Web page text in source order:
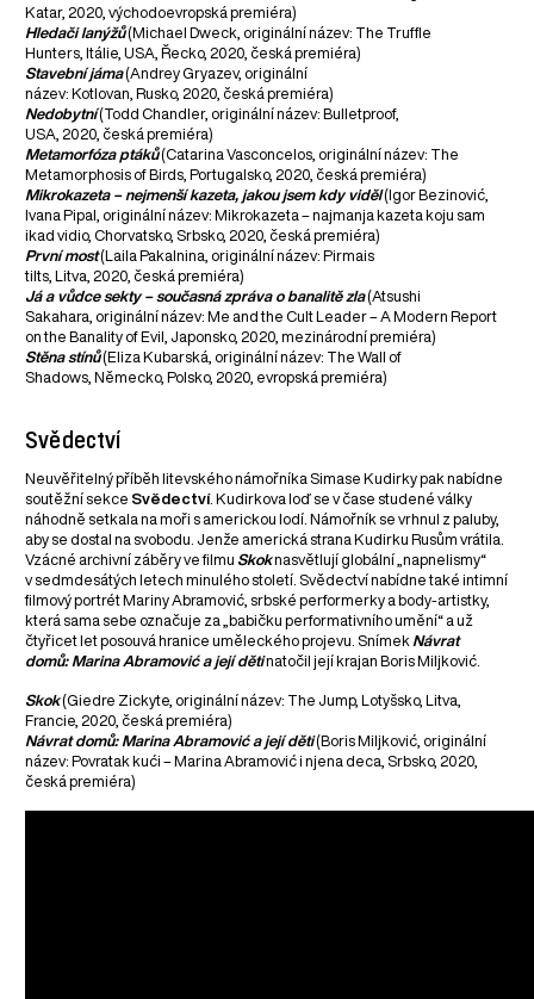
Katar, 2020, východoevropská premiéra)
Hledači lanýžů(Michael Dweck, originální název: The Truffle
Hunters, Itálie, USA, Řecko, 2020, česká premiéra)
Stavební jáma(Andrey Gryazev, originální
název: Kotlovan, Rusko, 2020, česká premiéra)
Nedobytní(Todd Chandler, originální název: Bulletproof,
USA, 2020, česká premiéra)
Metamorfóza ptáků(Catarina Vasconcelos, originální název: The
Metamorphosis of Birds, Portugalsko, 2020, česká premiéra)
Mikrokazeta – nejmenší kazeta, jakou jsem kdy viděl(Igor Bezinović,
Ivana Pipal, originální název: Mikrokazeta – najmanja kazeta koju sam
ikad vidio, Chorvatsko, Srbsko, 2020, česká premiéra)
První most(Laila Pakalnina, originální název: Pirmais
tilts, Litva, 2020, česká premiéra)
Já a vůdce sekty – současná zpráva o banalitě zla(Atsushi
Sakahara, originální název: Me and the Cult Leader – A Modern Report
on the Banality of Evil, Japonsko, 2020, mezinárodní premiéra)
Stěna stínů(Eliza Kubarská, originální název: The Wall of
Shadows, Německo, Polsko, 2020, evropská premiéra)
Svědectví
Neuvěřitelný příběh litevského námořníka Simase Kudirky pak nabídne
soutěžní sekce Svědectví. Kudirkova loď se v čase studené války
náhodně setkala na moři s americkou lodí. Námořník se vrhnul z paluby,
aby se dostal na svobodu. Jenže americká strana Kudirku Rusům vrátila.
Vzácné archivní záběry ve filmu Skoknasvětlují globální „napnelismy“
v sedmdesátých letech minulého století. Svědectví nabídne také intimní
filmový portrét Mariny Abramović, srbské performerky a body-artistky,
která sama sebe označuje za „babičku performativního umění“ a už
čtyřicet let posouvá hranice uměleckého projevu. Snímek Návrat
domů: Marina Abramović a její dětinatočil její krajan Boris Miljković.
Skok(Giedre Zickyte, originální název: The Jump, Lotyšsko, Litva,
Francie, 2020, česká premiéra)
Návrat domů: Marina Abramović a její děti(Boris Miljković, originální
název: Povratak kući – Marina Abramović i njena deca, Srbsko, 2020,
česká premiéra)